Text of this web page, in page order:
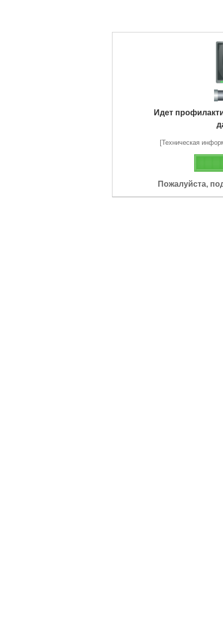
Идет
[Техническая
Пожалуйста,